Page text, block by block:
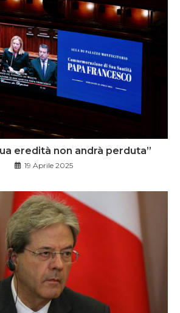
eredità non andrà perduta”
19 Aprile 2025